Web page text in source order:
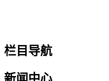
栏目导航
新闻中心